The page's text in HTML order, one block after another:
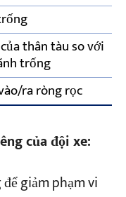
thân tàu so với
trống
ra ròng rọc
của đội xe:
giảm phạm vi